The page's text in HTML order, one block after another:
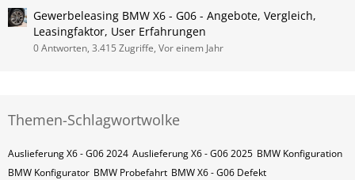
Gewerbeleasing BMW X6 - G06 - Angebote, Vergleich,
Leasingfaktor, User Erfahrungen
0 Antworten, 3.415 Zugriffe, Vor einem Jahr
Themen-Schlagwortwolke
Auslieferung X6 - G06 2024 Auslieferung X6 - G06 2025 BMW Konfiguration
BMW Konfigurator BMW Probefahrt BMW X6 - G06 Defekt